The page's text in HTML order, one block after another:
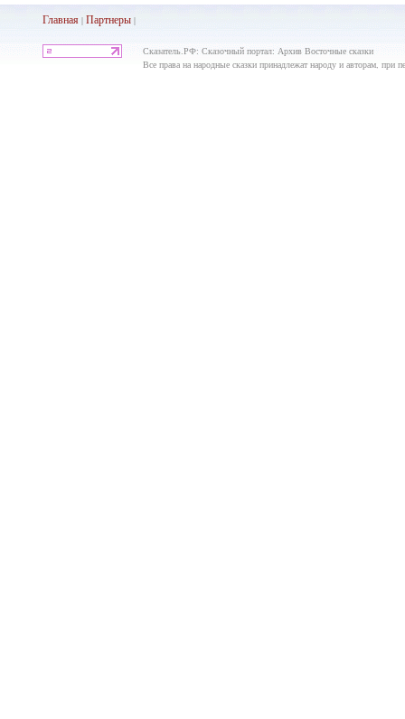
Главная| Партнеры|
Сказатель.РФ: Сказочный портал: Архив Восточные сказки
Все права на народные сказки принадлежат народу и авторам, при